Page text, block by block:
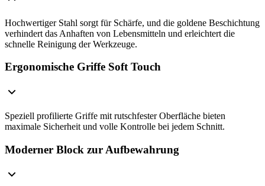
Hochwertiger Stahl sorgt für Schärfe, und die goldene Beschichtung
verhindert das Anhaften von Lebensmitteln und erleichtert die
schnelle Reinigung der Werkzeuge.
Ergonomische Griffe Soft Touch
Speziell profilierte Griffe mit rutschfester Oberfläche bieten
maximale Sicherheit und volle Kontrolle bei jedem Schnitt.
Moderner Block zur Aufbewahrung